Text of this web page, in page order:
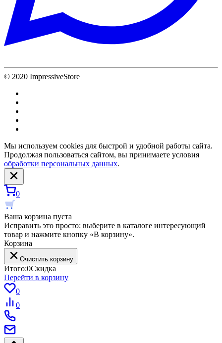
© 2020 ImpressiveStore
Мы используем cookies для быстрой и удобной работы сайта.
Продолжая пользоваться сайтом, вы принимаете условия
обработки персональных данных.
0
Ваша корзина пуста
Исправить это просто: выберите в каталоге интересующий
товар и нажмите кнопку «В корзину».
Корзина
Очистить корзину
Итого:0Скидка
Перейти в корзину
0
0